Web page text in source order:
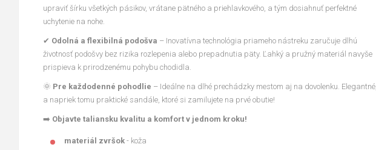
upraviť šírku všetkých pásikov, vrátane pätného a priehlavkového, a tým dosiahnuť perfektné
uchytenie na nohe.
✔ Odolná a flexibilná podošva – Inovatívna technológia priameho nástreku zaručuje dlhú
životnosť podošvy bez rizika rozlepenia alebo prepadnutia päty. Ľahký a pružný materiál navyše
prispieva k prirodzenému pohybu chodidla.
🌞 Pre každodenné pohodlie – Ideálne na dlhé prechádzky mestom aj na dovolenku. Elegantné,
a napriek tomu praktické sandále, ktoré si zamilujete na prvé obutie!
➡️ Objavte taliansku kvalitu a komfort v jednom kroku!
materiál zvršok - koža